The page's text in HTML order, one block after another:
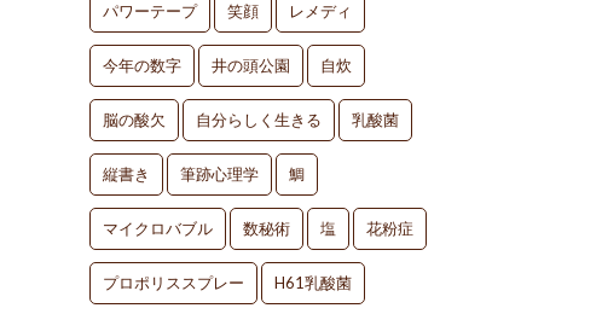
パワーテープ 笑顔 レメディ
今年の数字 井の頭公園 自炊
脳の酸欠 自分らしく生きる 乳酸菌
縦書き 筆跡心理学 鯛
マイクロバブル 数秘術 塩 花粉症
プロポリススプレー H61乳酸菌